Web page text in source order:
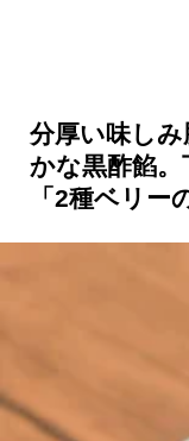
分厚い味し
かな黒酢餡
「2種ベリー